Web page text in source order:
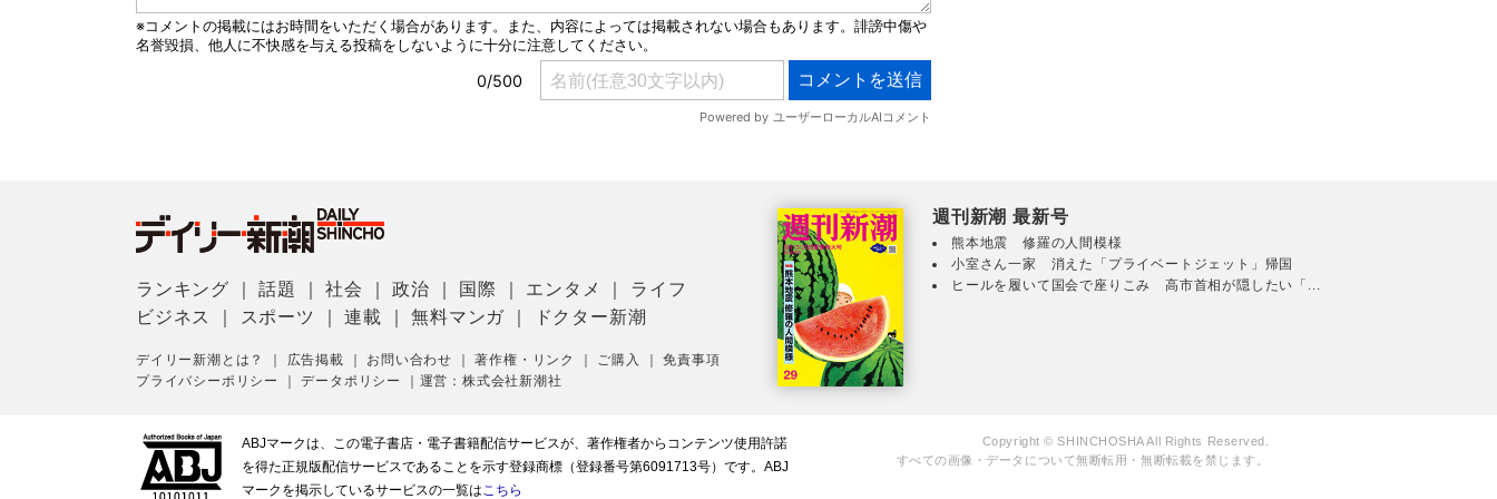
ランキング ｜話題 ｜社会 ｜政治 国際 エンタメ
ライフ
ビジネス
スポーツ ｜連載 ｜無料マンガ ドクター新潮
デイリー新潮とは？ 広告掲載 お問い合わせ ｜著作権・リンク ご購入 ｜免責事項
プライバシーポリシー
｜データポリシー 運営：株式会社新潮社
週刊新潮 最新号
熊本地震 修羅の人間模様
小室さん一家 消えた「プライベートジェット」帰国
ヒールを履いて国会で座りこみ 高市首相が隠したい「...
ABJマークは、この電子書店・電子書籍配信サービスが、著作権者からコンテンツ使用許諾
を得た正規版配信サービスであることを示す登録商標（登録番号第6091713号）です。ABJ
マークを掲示しているサービスの一覧はこちら
Copyright © SHINCHOSHA All Rights Reserved.
すべての画像・データについて無断転用・無断転載を禁じます。